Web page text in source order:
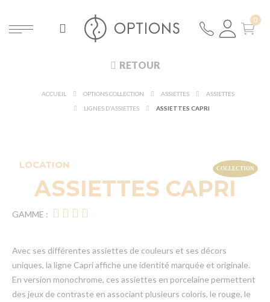
RETOUR
ACCUEIL OPTIONS COLLECTION ASSIETTES
ASSIETTES
LIGNES D'ASSIETTES
ASSIETTES CAPRI
LOCATION
ASSIETTES CAPRI
GAMME :
Avec ses différentes assiettes de couleurs et ses décors
uniques, la ligne Capri affiche une identité marquée et originale.
En version monochrome, ces assiettes en porcelaine permettent
des jeux de contraste en associant plusieurs coloris, le rouge, le